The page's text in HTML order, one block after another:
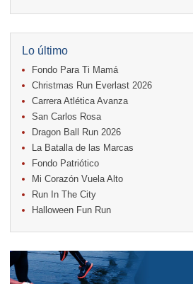
17. Caribe Paradise Run
18.
Casa Turire Trail Run
18. Warriors Run Circuit
18. Samsung Jacó Beach Half Marathon 2026
25. KRun by Under Armour
25. Run Alajuela
Noviembre
08. Lindora Run
15. Entre Pan y Rosas
Diciembre
06. Trail Vulcania 2026
12. Media Maratón Puntarenas 2026
Lo último
Fondo Para Ti Mamá
Christmas Run Everlast 2026
Carrera Atlética Avanza
San Carlos Rosa
Dragon Ball Run 2026
La Batalla de las Marcas
Fondo Patriótico
Mi Corazón Vuela Alto
Run In The City
Halloween Fun Run